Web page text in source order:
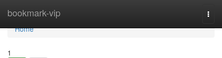
bookmark-vip
Home
Home
1